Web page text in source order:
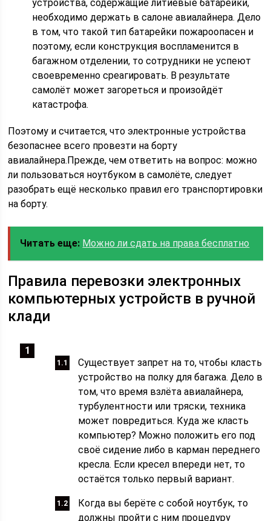
устройства, содержащие литиевые батарейки,
необходимо держать в салоне авиалайнера. Дело
в том, что такой тип батарейки пожароопасен и
поэтому, если конструкция воспламенится в
багажном отделении, то сотрудники не успеют
своевременно среагировать. В результате
самолёт может загореться и произойдёт
катастрофа.
Поэтому и считается, что электронные устройства
безопаснее всего провезти на борту
авиалайнера.Прежде, чем ответить на вопрос: можно
ли пользоваться ноутбуком в самолёте, следует
разобрать ещё несколько правил его транспортировки
на борту.
Читать еще: Можно ли сдать на права бесплатно
Правила перевозки электронных
компьютерных устройств в ручной
клади
Существует запрет на то, чтобы класть
устройство на полку для багажа. Дело в
том, что время взлёта авиалайнера,
турбулентности или тряски, техника
может повредиться. Куда же класть
компьютер? Можно положить его под
своё сидение либо в карман переднего
кресла. Если кресел впереди нет, то
остаётся только первый вариант.
Когда вы берёте с собой ноутбук, то
должны пройти с ним процедуру